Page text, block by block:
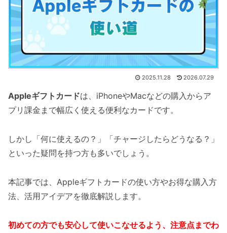
2025.11.28 2026.07.29
Appleギフトカードは、iPhoneやMacなどの購入からア
プリ課金まで幅広く使える便利なカードです。
しかし「何に使えるの？」「チャージしたらどうなる？」
といった疑問を持つ方も多いでしょう。
本記事では、Appleギフトカードの使い方やお得な購入方
法、活用アイデアを徹底解説します。
初めての方でも安心して使いこなせるよう、注意点までわ